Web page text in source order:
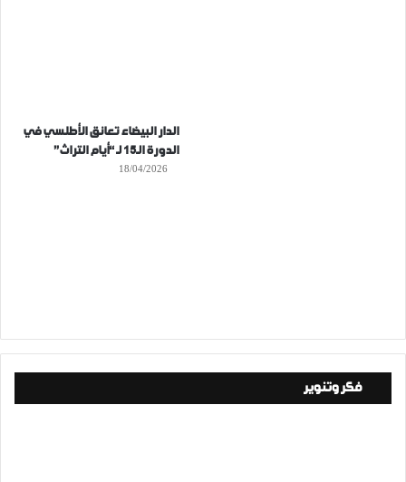
الدار البيضاء تعانق الأطلسي في
الدورة الـ15 لـ “أيام التراث”
18/04/2026
فكر وتنوير